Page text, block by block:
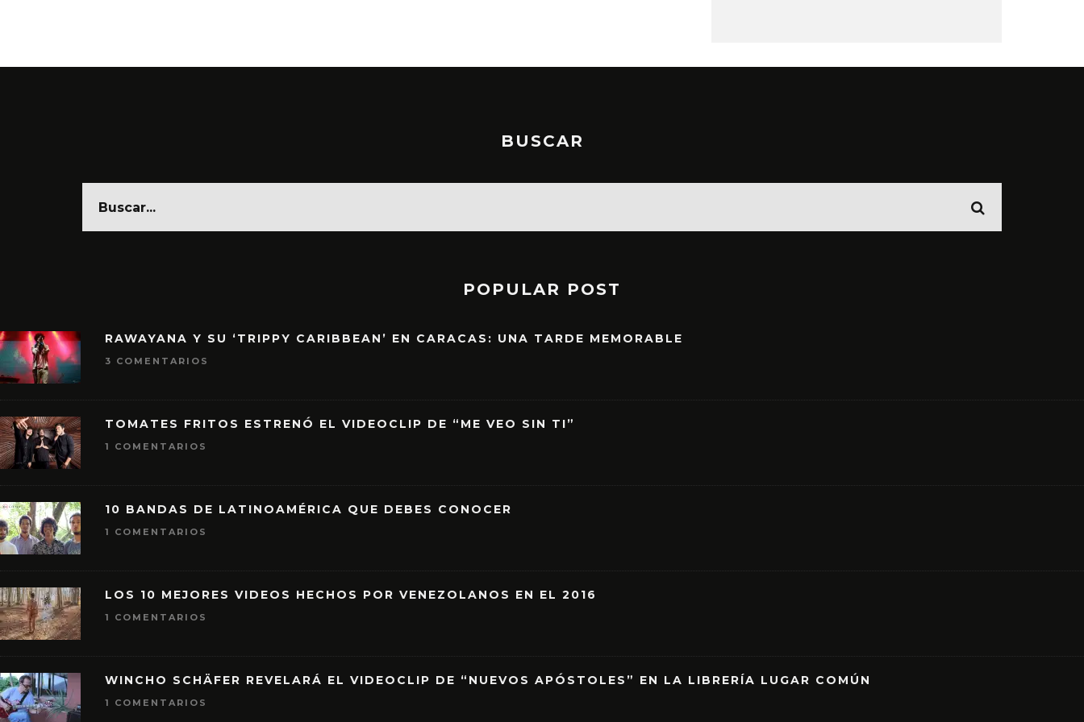
BUSCAR
POPULAR POST
RAWAYANA Y SU ‘TRIPPY CARIBBEAN’ EN CARACAS: UNA TARDE MEMORABLE
3 COMENTARIOS
TOMATES FRITOS ESTRENÓ EL VIDEOCLIP DE “ME VEO SIN TI”
1 COMENTARIOS
10 BANDAS DE LATINOAMÉRICA QUE DEBES CONOCER
1 COMENTARIOS
LOS 10 MEJORES VIDEOS HECHOS POR VENEZOLANOS EN EL 2016
1 COMENTARIOS
WINCHO SCHÄFER REVELARÁ EL VIDEOCLIP DE “NUEVOS APÓSTOLES” EN LA LIBRERÍA LUGAR COMÚN
1 COMENTARIOS